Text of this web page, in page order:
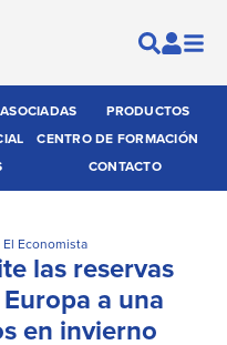
PRODUCTOS
CENTRO DE FORMACIÓN
CONTACTO
Economista
las reservas
a una
en invierno